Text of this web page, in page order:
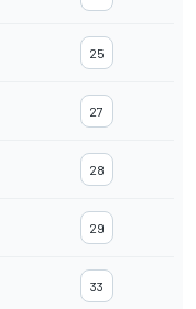
25
27
28
29
33